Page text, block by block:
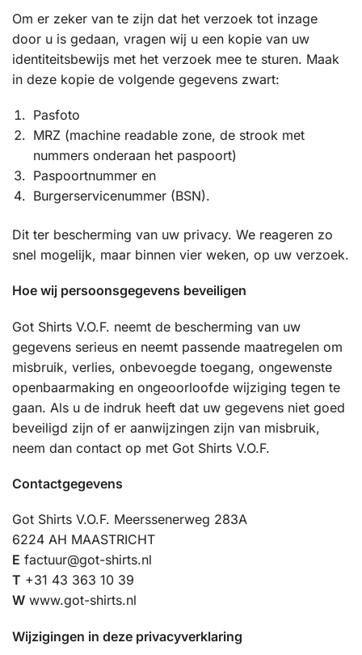
Om er zeker van te zijn dat het verzoek tot inzage
door u is gedaan, vragen wij u een kopie van uw
identiteitsbewijs met het verzoek mee te sturen. Maak
in deze kopie de volgende gegevens zwart:
Pasfoto
MRZ (machine readable zone, de strook met
nummers onderaan het paspoort)
Paspoortnummer en
Burgerservicenummer (BSN).
Dit ter bescherming van uw privacy. We reageren zo
snel mogelijk, maar binnen vier weken, op uw verzoek.
Hoe wij persoonsgegevens beveiligen
Got Shirts V.O.F. neemt de bescherming van uw
gegevens serieus en neemt passende maatregelen om
misbruik, verlies, onbevoegde toegang, ongewenste
openbaarmaking en ongeoorloofde wijziging tegen te
gaan. Als u de indruk heeft dat uw gegevens niet goed
beveiligd zijn of er aanwijzingen zijn van misbruik,
neem dan contact op met Got Shirts V.O.F.
Contactgegevens
Got Shirts V.O.F. Meerssenerweg 283A
6224 AH MAASTRICHT
E factuur@got-shirts.nl
T +31 43 363 10 39
W www.got-shirts.nl
Wijzigingen in deze privacyverklaring